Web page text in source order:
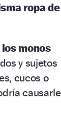
ropa de
monos
y sujetos
cucos o